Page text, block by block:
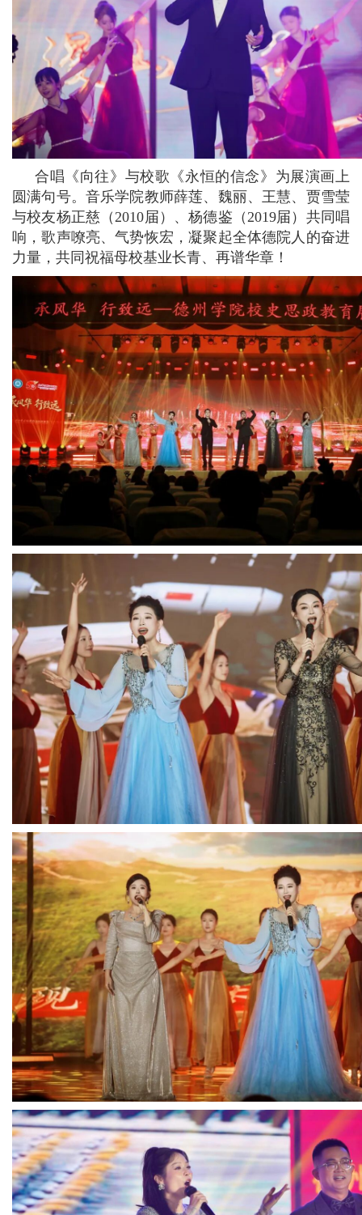
合唱《向往》与校歌《永恒的信念》为展演画上
圆满句号。音乐学院教师薛莲、魏丽、王慧、贾雪莹
与校友杨正慈（2010届）、杨德鉴（2019届）共同唱
响，歌声嘹亮、气势恢宏，凝聚起全体德院人的奋进
力量，共同祝福母校基业长青、再谱华章！